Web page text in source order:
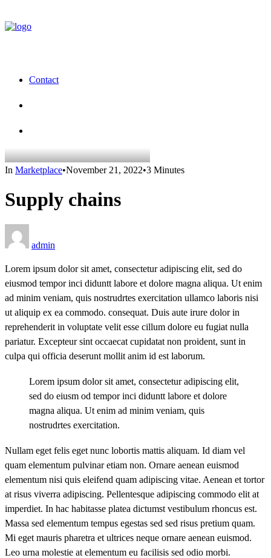
Contact
In Marketplace•November 21, 2022•3 Minutes
Supply chains
admin
Lorem ipsum dolor sit amet, consectetur adipiscing elit, sed do
eiusmod tempor inci diduntt labore et dolore magna aliqua. Ut enim
ad minim veniam, quis nostrudrtes exercitation ullamco laboris nisi
ut aliquip ex ea commodo. consequat. Duis aute irure dolor in
reprehenderit in voluptate velit esse cillum dolore eu fugiat nulla
pariatur. Excepteur sint occaecat cupidatat non proident, sunt in
culpa qui officia deserunt mollit anim id est laborum.
Lorem ipsum dolor sit amet, consectetur adipiscing elit,
sed do eiusm od tempor inci diduntt labore et dolore
magna aliqua. Ut enim ad minim veniam, quis
nostrudrtes exercitation.
Nullam eget felis eget nunc lobortis mattis aliquam. Id diam vel
quam elementum pulvinar etiam non. Ornare aenean euismod
elementum nisi quis eleifend quam adipiscing vitae. Aenean et tortor
at risus viverra adipiscing. Pellentesque adipiscing commodo elit at
imperdiet. In hac habitasse platea dictumst vestibulum rhoncus est.
Massa sed elementum tempus egestas sed sed risus pretium quam.
Mi eget mauris pharetra et ultrices neque ornare aenean euismod.
Leo urna molestie at elementum eu facilisis sed odio morbi.